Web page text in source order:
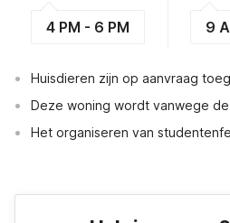
4 PM - 6 PM 9
Huisdieren zijn op aanvraag
Deze woning wordt vanwege
Het organiseren van